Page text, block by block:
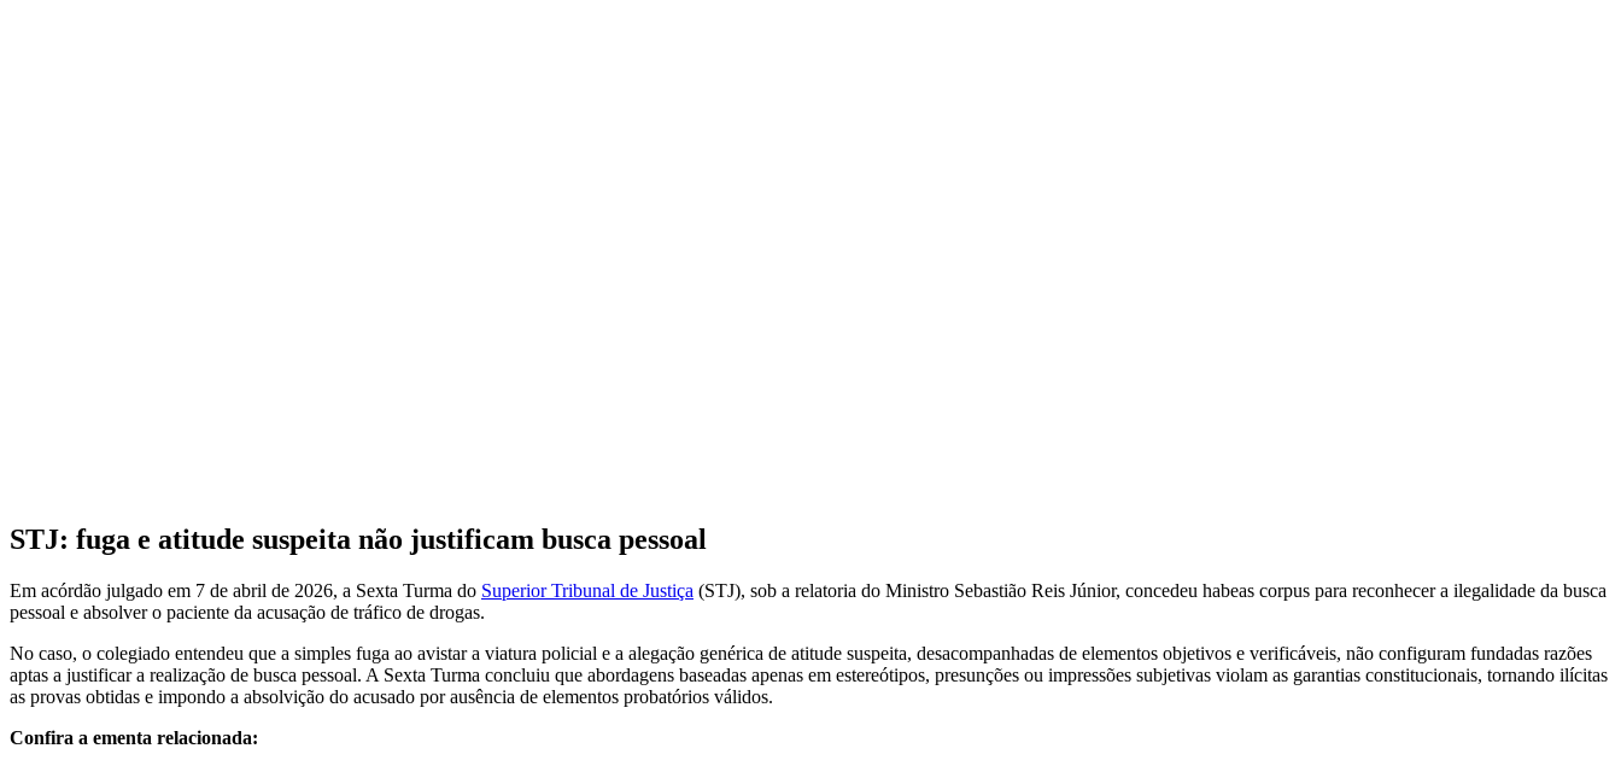
STJ: fuga e atitude suspeita não justificam busca pessoal
Em acórdão julgado em 7 de abril de 2026, a Sexta Turma do Superior Tribunal de Justiça (STJ), sob a relatoria do Ministro Sebastião Reis Júnior, concedeu habeas corpus para reconhecer a ilegalidade da busca
pessoal e absolver o paciente da acusação de tráfico de drogas.
No caso, o colegiado entendeu que a simples fuga ao avistar a viatura policial e a alegação genérica de atitude suspeita, desacompanhadas de elementos objetivos e verificáveis, não configuram fundadas razões
aptas a justificar a realização de busca pessoal. A Sexta Turma concluiu que abordagens baseadas apenas em estereótipos, presunções ou impressões subjetivas violam as garantias constitucionais, tornando ilícitas
as provas obtidas e impondo a absolvição do acusado por ausência de elementos probatórios válidos.
Confira a ementa relacionada: